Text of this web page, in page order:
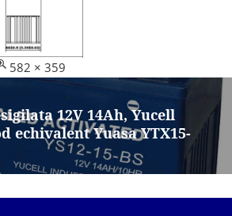
Full
582 × 359
12V 14Ah, Yucell
echivalent Yuasa YTX15-